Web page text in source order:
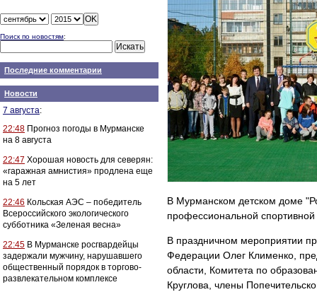
Поиск по новостям:
Последние комментарии
Новости
7 августа:
22:48 Прогноз погоды в Мурманске
на 8 августа
22:47 Хорошая новость для северян:
«гаражная амнистия» продлена еще
на 5 лет
22:46 Кольская АЭС – победитель
Всероссийского экологического
субботника «Зеленая весна»
22:45 В Мурманске росгвардейцы
задержали мужчину, нарушавшего
общественный порядок в торгово-
развлекательном комплексе
В Мурманском детском доме
профессиональной
В праздничном мероприятии
Федерации Олег Клименко,
области, Комитета по
Круглова, члены